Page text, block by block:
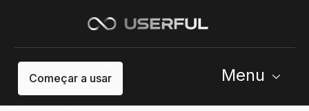
Começar a usar Menu